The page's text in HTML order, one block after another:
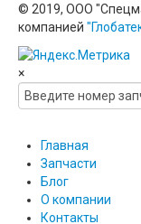
© 2019, ООО
компанией
×
Главная
Запчасти
Блог
О компании
Контакты